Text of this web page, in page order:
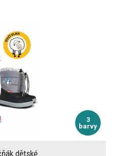
3
barvy
dětské